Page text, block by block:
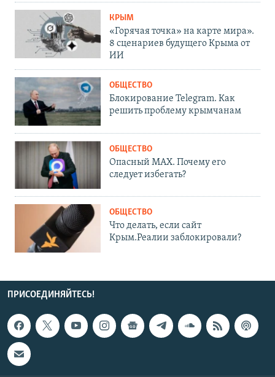
КРЫМ
«Горячая точка» на карте мира».
8 сценариев будущего Крыма от
ИИ
ОБЩЕСТВО
Блокирование Telegram. Как
решить проблему крымчанам
ОБЩЕСТВО
Опасный MAX. Почему его
следует избегать?
ОБЩЕСТВО
Что делать, если сайт
Крым.Реалии заблокировали?
ПРИСОЕДИНЯЙТЕСЬ!